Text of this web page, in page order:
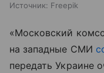
Источник: Freepik
«Московский
на западные СМИ
передать Украине